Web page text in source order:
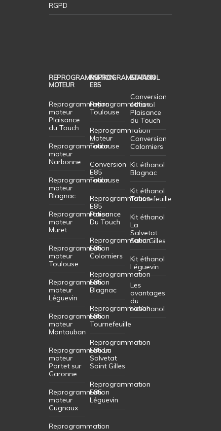
RGPD
REPROGRAMMATION
MOTEUR
Reprogrammation
moteur
Plaisance
du Touch
Reprogrammation
moteur
Narbonne
Reprogrammation
moteur
Blagnac
Reprogrammation
moteur
Muret
Reprogrammation
moteur
Toulouse
Reprogrammation
moteur
Léguevin
Reprogrammation
moteur
Montauban
Reprogrammation
moteur
Portet sur
Garonne
Reprogrammation
moteur
Cugnaux
Reprogrammation
REPROGRAMMATION
E85
Reprogrammation
Toulouse
Reprogrammation
Moteur
Toulouse
Conversion
E85
Toulouse
Reprogrammation
E85
Plaisance
Du Touch
Reprogrammation
E85
Colomiers
Reprogrammation
E85
Blagnac
Reprogrammation
E85
Tournefeuille
Reprogrammation
E85 La
Salvetat
Saint Gilles
Reprogrammation
E85
Léguevin
ETHANOL
Conversion
éthanol
Plaisance
du Touch
Conversion
Colomiers
Kit éthanol
Blagnac
Kit éthanol
Tournefeuille
Kit éthanol
La
Salvetat
Saint Gilles
Kit éthanol
Léguevin
Les
avantages
du
bioéthanol